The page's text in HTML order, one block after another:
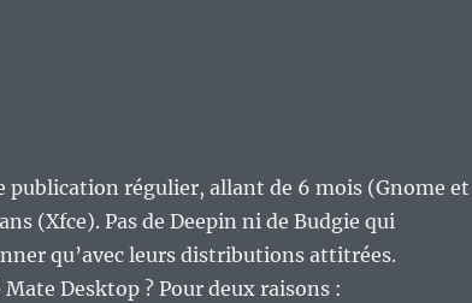
publication régulier, allant de 6 mois (Gnome et
(Xfce). Pas de Deepin ni de Budgie qui
qu’avec leurs distributions attitrées.
Desktop ? Pour deux raisons :